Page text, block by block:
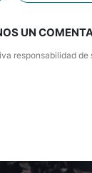
UN
responsabilidad